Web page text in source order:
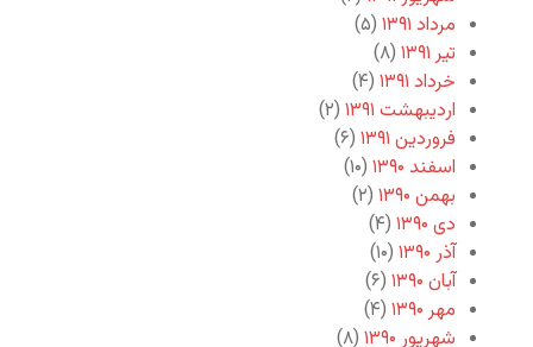
مرداد ۱۳۹۱
(۵)
تیر ۱۳۹۱
(۸)
خرداد ۱۳۹۱
(۴)
اردیبهشت ۱۳۹۱
(۲)
فروردین ۱۳۹۱
(۶)
اسفند ۱۳۹۰
(۱۰)
بهمن ۱۳۹۰
(۲)
دی ۱۳۹۰
(۴)
آذر ۱۳۹۰
(۱۰)
آبان ۱۳۹۰
(۶)
مهر ۱۳۹۰
(۴)
شهریور ۱۳۹۰
(۸)